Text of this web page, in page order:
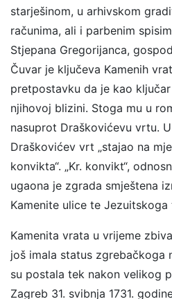
starješinom, u arhivskom
računima, ali i parbenim
Stjepana Gregorijanca,
Čuvar je ključeva Kamenih
pretpostavku da je kao
njihovoj blizini. Stoga mu u
nasuprot Draškovićevu vrtu.
Draškovićev vrt „stajao na
konvikta“. „Kr. konvikt“,
ugaona je zgrada smještena
Kamenite ulice te Jezuitskoga
Kamenita vrata u vrijeme
još imala status zgrebačkoga
su postala tek nakon velikog
Zagreb 31. svibnja 1731.